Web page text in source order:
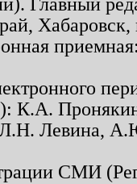
К.А.
Левина,
СМИ